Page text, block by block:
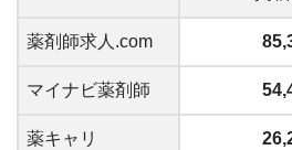
薬剤師求人.com
マイナビ薬剤師
薬キャリ